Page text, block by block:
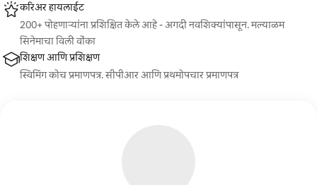
करिअर हायलाईट
200+ पोहणाऱ्यांना प्रशिक्षित केले आहे - अगदी नवशिक्यांपासून. मल्याळम
सिनेमाचा विली वोंका
शिक्षण आणि प्रशिक्षण
स्विमिंग कोच प्रमाणपत्र. सीपीआर आणि प्रथमोपचार प्रमाणपत्र